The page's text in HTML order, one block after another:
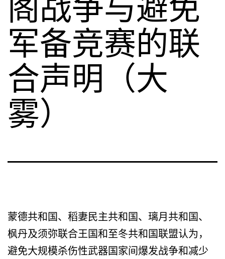
军备竞赛的联
合声明（大
雾）
蒙德共和国、稻妻民主共和国、璃月共和国、
枫丹及须弥联合王国和至冬共和国联盟认为，
避免大规模杀伤性武器国家间爆发战争和减少